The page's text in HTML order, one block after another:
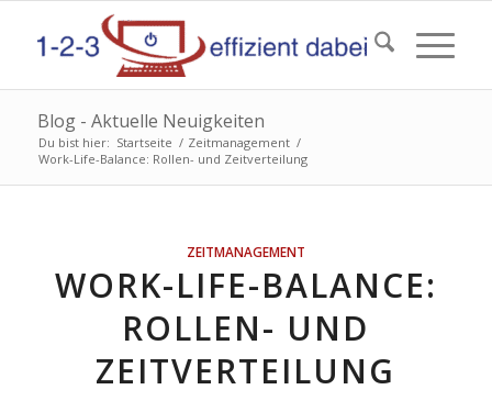
Blog - Aktuelle Neuigkeiten
Du bist hier: Startseite / Zeitmanagement /
Work-Life-Balance: Rollen- und Zeitverteilung
ZEITMANAGEMENT
WORK-LIFE-BALANCE:
ROLLEN- UND
ZEITVERTEILUNG